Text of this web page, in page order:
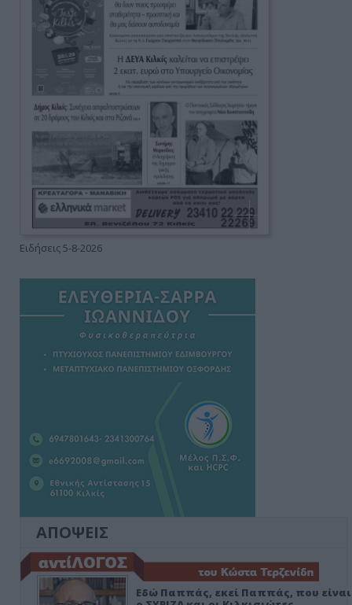
Ειδήσεις 5-8-2026
ΑΠΟΨΕΙΣ
Εδώ Παππάς, εκεί Παππάς, που είναι